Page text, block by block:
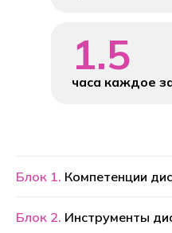
часа каждое
1.5
Блок 1. Компетенции
Блок 2. Инструменты